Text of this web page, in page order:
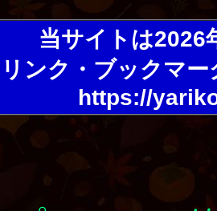
当サイトは2026
リンク・ブックマ
https://